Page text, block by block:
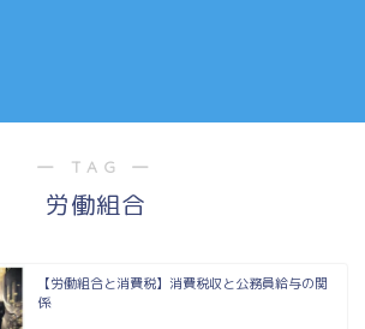
― TAG ―
労働組合
【労働組合と消費税】消費税収と公務員給与の関
係